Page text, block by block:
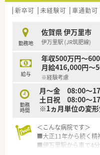
しています。
たる事業を展開中です。
■ミドルシニア層(30
剤師が活躍できる環境で
■月平均9日の休日が
充実させられます。
■院内託児所が完備さ
ける職場です。(1日
■残業がほとんどなく
く勤務することが可能
■定年：65歳、再雇用
【想定される業務内容】
■救急告示病院薬剤師と
剤準備、パソコン入力
新卒可 未経験可 車通勤可
勤務地
佐賀県 伊万里市
伊万里駅 (JR筑肥線)
給与
年収500万円～
月給416,000円～
※経験考慮
勤務
時間
月～金 08:00～
土日祝 08:00～
※1ヵ月単位の変形
＜こんな病院です＞
■大正11年から続く精
■伊万里駅から車で4分